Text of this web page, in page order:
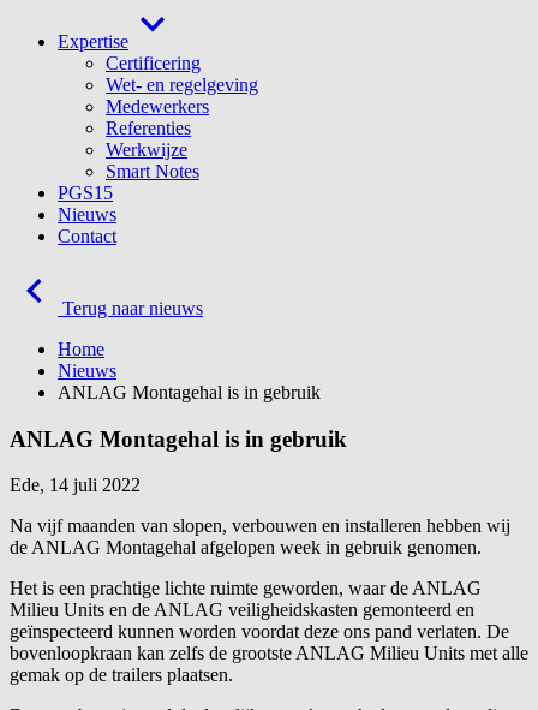
Expertise
Certificering
Wet- en regelgeving
Medewerkers
Referenties
Werkwijze
Smart Notes
PGS15
Nieuws
Contact
Terug naar nieuws
Home
Nieuws
ANLAG Montagehal is in gebruik
ANLAG Montagehal is in gebruik
Ede, 14 juli 2022
Na vijf maanden van slopen, verbouwen en installeren hebben wij
de ANLAG Montagehal afgelopen week in gebruik genomen.
Het is een prachtige lichte ruimte geworden, waar de ANLAG
Milieu Units en de ANLAG veiligheidskasten gemonteerd en
geïnspecteerd kunnen worden voordat deze ons pand verlaten. De
bovenloopkraan kan zelfs de grootste ANLAG Milieu Units met alle
gemak op de trailers plaatsen.